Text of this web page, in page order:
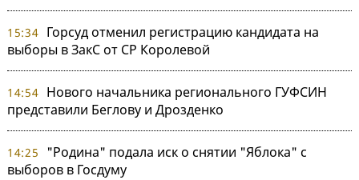
15:34 Горсуд отменил регистрацию кандидата на
выборы в ЗакС от СР Королевой
14:54 Нового начальника регионального ГУФСИН
представили Беглову и Дрозденко
14:25
"Родина" подала иск о снятии "Яблока" с
выборов в Госдуму